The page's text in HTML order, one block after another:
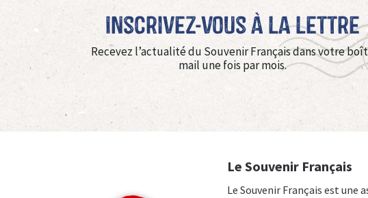
Inscrivez-vous à La Lettre
Recevez l’actualité du Souvenir Français dans votre
mail une fois par mois.
Le Souvenir Français
Le Souvenir Français est une